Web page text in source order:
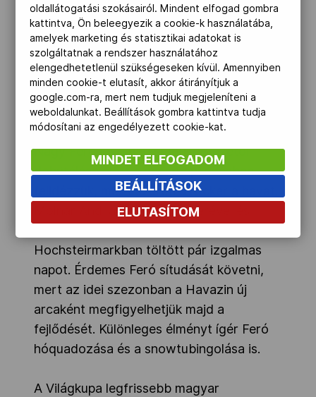
Nagy Feró jövő heti sí-műsorvezetői
debütálása előtt a vasárnapi adásban
felidézzük, miért szereti a rocker a havat.
Molnár Andi az ország rockerével és
Hochsteirmarkban töltött pár izgalmas
napot. Érdemes Feró sítudását követni,
mert az idei szezonban a Havazin új
arcaként megfigyelhetjük majd a
fejlődését. Különleges élményt ígér Feró
hóquadozása és a snowtubingolása is.
A Világkupa legfrissebb magyar
oldallátogatási szokásairól. Mindent elfogad gombra
kattintva, Ön beleegyezik a cookie-k használatába,
amelyek marketing és statisztikai adatokat is
szolgáltatnak a rendszer használatához
elengedhetetlenül szükségeseken kívül. Amennyiben
minden cookie-t elutasít, akkor átirányítjuk a
google.com-ra, mert nem tudjuk megjeleníteni a
weboldalunkat. Beállítások gombra kattintva tudja
módosítani az engedélyezett cookie-kat.
MINDET ELFOGADOM
BEÁLLÍTÁSOK
ELUTASÍTOM